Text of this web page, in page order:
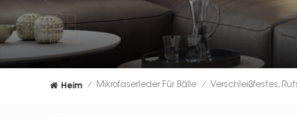
Heim / Mikrofaserleder Für Bälle /